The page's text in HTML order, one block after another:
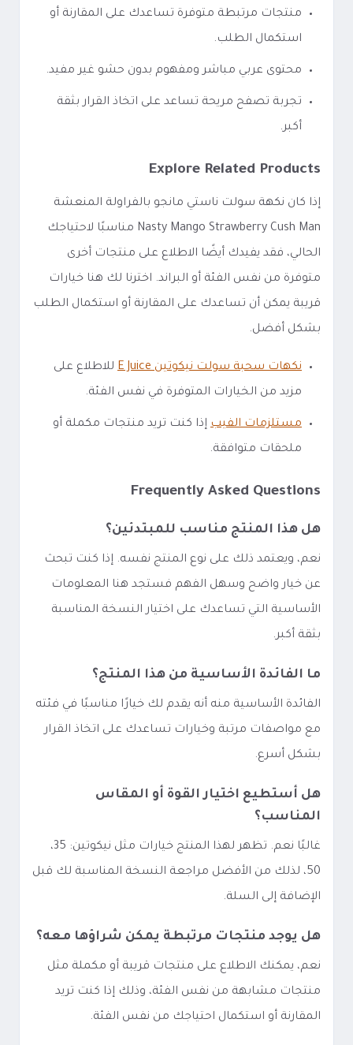
منتجات مرتبطة متوفرة تساعدك على المقارنة أو
استكمال الطلب.
محتوى عربي مباشر ومفهوم بدون حشو غير مفيد.
تجربة تصفح مريحة تساعد على اتخاذ القرار بثقة
أكبر.
Explore Related Products
إذا كان نكهة سولت ناستي مانجو بالفراولة المنعشة
Nasty Mango Strawberry Cush Man مناسبًا لاحتياجك
الحالي، فقد يفيدك أيضًا الاطلاع على منتجات أخرى
متوفرة من نفس الفئة أو البراند. اخترنا لك هنا خيارات
قريبة يمكن أن تساعدك على المقارنة أو استكمال الطلب
بشكل أفضل.
نكهات سحبة سولت نيكوتين E Juice
للاطلاع على
مزيد من الخيارات المتوفرة في نفس الفئة.
مستلزمات الفيب إذا كنت تريد منتجات مكملة أو
ملحقات متوافقة.
Frequently Asked Questions
هل هذا المنتج مناسب للمبتدئين؟
نعم، ويعتمد ذلك على نوع المنتج نفسه. إذا كنت تبحث
عن خيار واضح وسهل الفهم فستجد هنا المعلومات
الأساسية التي تساعدك على اختيار النسخة المناسبة
بثقة أكبر.
ما الفائدة الأساسية من هذا المنتج؟
الفائدة الأساسية منه أنه يقدم لك خيارًا مناسبًا في فئته
مع مواصفات مرتبة وخيارات تساعدك على اتخاذ القرار
بشكل أسرع.
هل أستطيع اختيار القوة أو المقاس
المناسب؟
غالبًا نعم. تظهر لهذا المنتج خيارات مثل نيكوتين: 35،
50، لذلك من الأفضل مراجعة النسخة المناسبة لك قبل
الإضافة إلى السلة.
هل يوجد منتجات مرتبطة يمكن شراؤها معه؟
نعم، يمكنك الاطلاع على منتجات قريبة أو مكملة مثل
منتجات مشابهة من نفس الفئة، وذلك إذا كنت تريد
المقارنة أو استكمال احتياجك من نفس الفئة.